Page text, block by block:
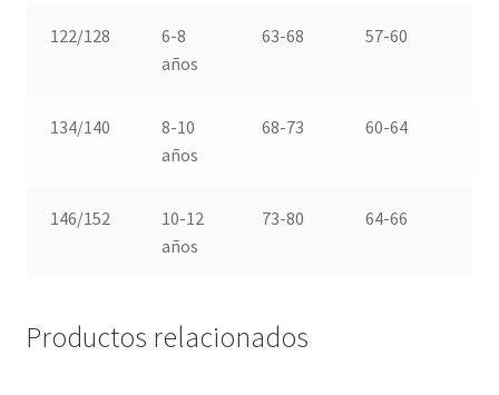
122/128
6-8
años
63-68 57-60
134/140
8-10
años
68-73 60-64
146/152
10-12
años
73-80 64-66
Productos relacionados